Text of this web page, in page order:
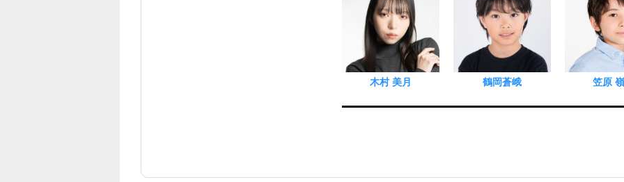
木村 美月 鶴岡蒼峨 笠原